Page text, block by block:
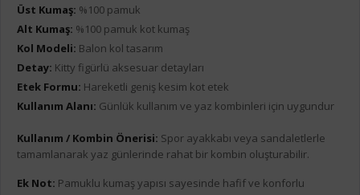
Üst Kumaş: %100 pamuk
Alt Kumaş: %100 pamuk kot kumaş
Kol Modeli: Balon kol tasarım
Detay: Kitty figürlü aksesuar detayları
Etek Formu: Hareketli geniş kesim kot etek
Kullanım Alanı: Günlük kullanım ve yaz kombinleri için uygundur
Kullanım / Kombin Önerisi: Spor ayakkabı veya sandaletlerle
tamamlanarak yaz günlerinde rahat bir kombin oluşturabilir.
Ek Not: Pamuklu kumaş yapısı sayesinde hafif ve konforlu